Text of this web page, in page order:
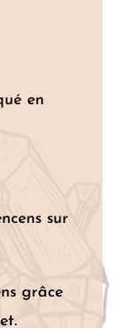
en
sur
grâce